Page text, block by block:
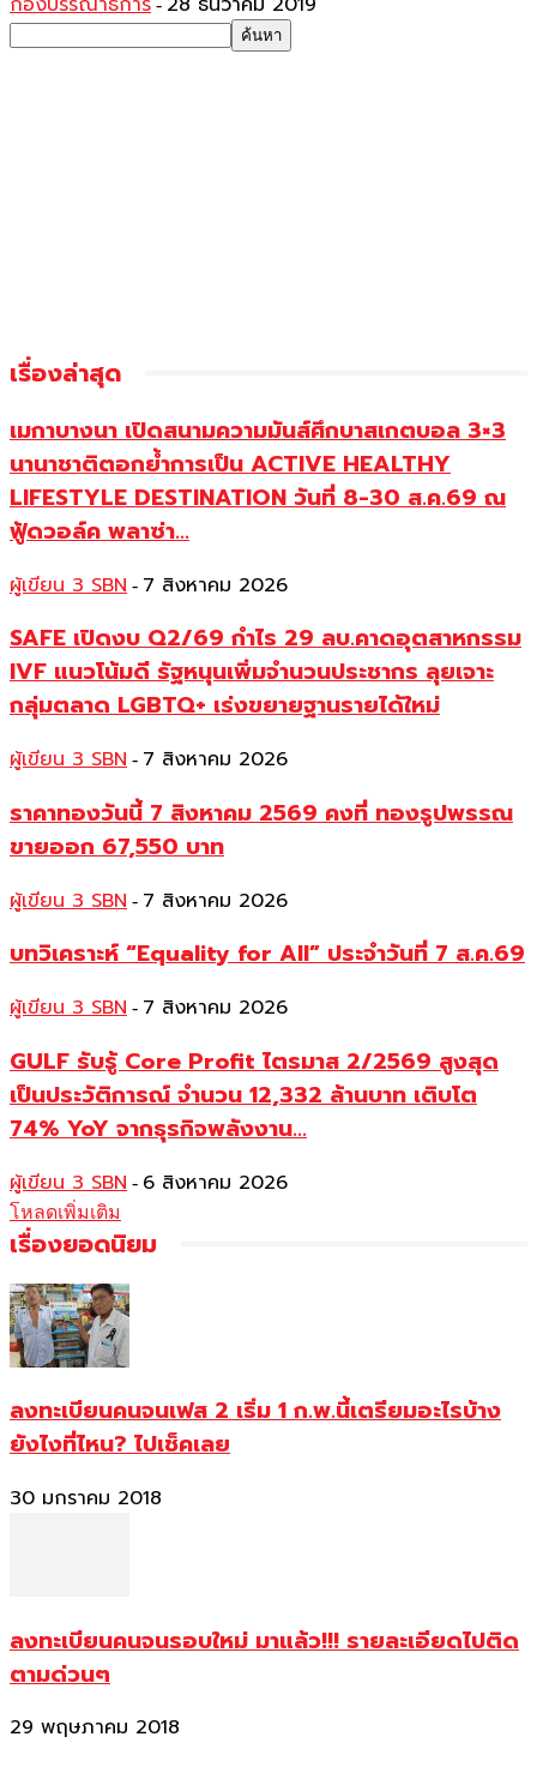
-
เรื่องล่าสุด
เมกาบางนา เปิดสนามความมันส์ศึกบาสเกตบอล 3×3
นานาชาติตอกย้ำการเป็น ACTIVE HEALTHY
LIFESTYLE DESTINATION วันที่ 8-30 ส.ค.69 ณ
ฟู้ดวอล์ค พลาซ่า...
ผู้เขียน 3 SBN - 7 สิงหาคม 2026
SAFE เปิดงบ Q2/69 กำไร 29 ลบ.คาดอุตสาหกรรม
IVF แนวโน้มดี รัฐหนุนเพิ่มจำนวนประชากร ลุยเจาะ
กลุ่มตลาด LGBTQ+ เร่งขยายฐานรายได้ใหม่
ผู้เขียน 3 SBN - 7 สิงหาคม 2026
ราคาทองวันนี้ 7 สิงหาคม 2569 คงที่ ทองรูปพรรณ
ขายออก 67,550 บาท
ผู้เขียน 3 SBN - 7 สิงหาคม 2026
บทวิเคราะห์ “Equality for All” ประจำวันที่ 7 ส.ค.69
ผู้เขียน 3 SBN - 7 สิงหาคม 2026
GULF รับรู้ Core Profit ไตรมาส 2/2569 สูงสุด
เป็นประวัติการณ์ จำนวน 12,332 ล้านบาท เติบโต
74% YoY จากธุรกิจพลังงาน...
ผู้เขียน 3 SBN - 6 สิงหาคม 2026
โหลดเพิ่มเติม
เรื่องยอดนิยม
ลงทะเบียนคนจนเฟส 2 เริ่ม 1 ก.พ.นี้เตรียมอะไรบ้าง
ยังไงที่ไหน? ไปเช็คเลย
30 มกราคม 2018
ลงทะเบียนคนจนรอบใหม่ มาแล้ว!!! รายละเอียดไปติด
ตามด่วนๆ
29 พฤษภาคม 2018